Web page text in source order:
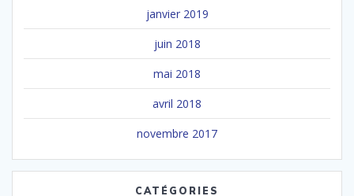
janvier 2019
juin 2018
mai 2018
avril 2018
novembre 2017
CATÉGORIES